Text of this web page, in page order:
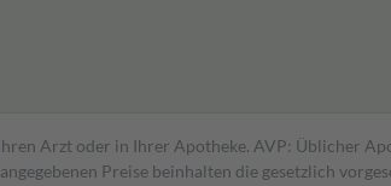
Arzt oder in Ihrer Apotheke. AVP: Üblicher
Preise beinhalten die gesetzlich